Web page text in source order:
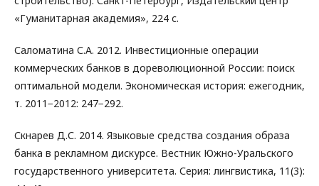
«Гуманитарная академия», 224 с.
Саломатина С.А. 2012. Инвестиционные операции
коммерческих банков в дореволюционной России: поиск
оптимальной модели. Экономическая история: ежегодник,
т. 2011−2012: 247−292.
Скнарев Д.С. 2014. Языковые средства создания образа
банка в рекламном дискурсе. Вестник Южно-Уральского
государственного университета. Серия: лингвистика, 11(3):